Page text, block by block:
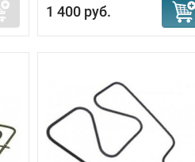
1 400 руб.